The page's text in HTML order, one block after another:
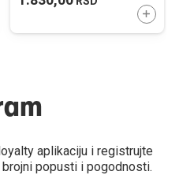
U KORPU
aplikaciju i registrujte
popusti i pogodnosti.